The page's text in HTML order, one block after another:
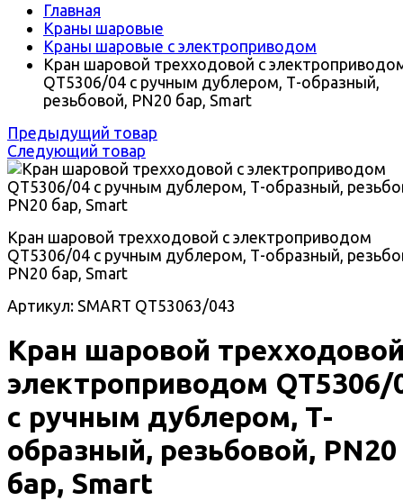
Главная
Краны шаровые
Краны шаровые с электроприводом
Кран шаровой трехходовой с
QT5306/04 с ручным дублером, Т-образный,
резьбовой, PN20 бар, Smart
Предыдущий товар
Следующий товар
Кран шаровой трехходовой с электроприводом
QT5306/04 с ручным дублером, Т-образный,
PN20 бар, Smart
Артикул: SMART QT53063/043
Кран шаровой
электроприводом QT5306/
с ручным дублером, Т-
образный, резьбовой, PN20
бар, Smart